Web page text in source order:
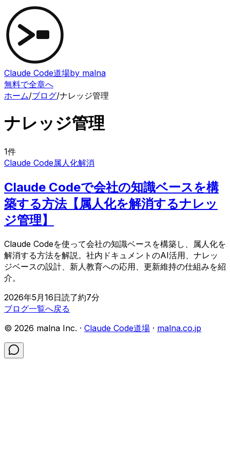
Claude Code道場by malna
無料で全章へ
ホーム/ブログ/ナレッジ管理
ナレッジ管理
1件
Claude Code属人化解消
Claude Codeで会社の知識ベースを構
築する方法【属人化を解消するナレッ
ジ管理】
Claude Codeを使って会社の知識ベースを構築し、属人化を
解消する方法を解説。社内ドキュメントのAI活用、ナレッ
ジベースの設計、新人教育への応用、更新維持の仕組みを紹
介。
2026年5月16日読了約7分
ブログ一覧へ戻る
© 2026 malna Inc. · Claude Code道場 · malna.co.jp